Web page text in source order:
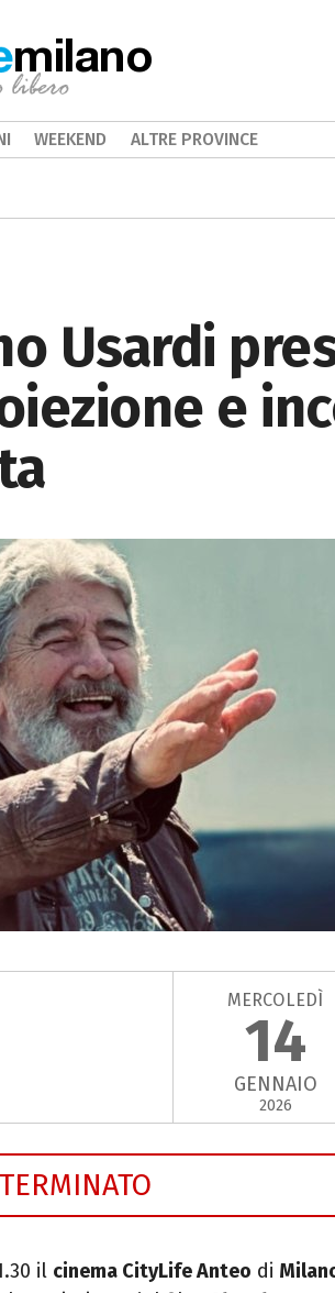
Usardi
e
MERCOLEDÌ
14
GENNAIO
2026
il cinema CityLife Anteo di
milano
WEEKEND ALTRE PROVINCE